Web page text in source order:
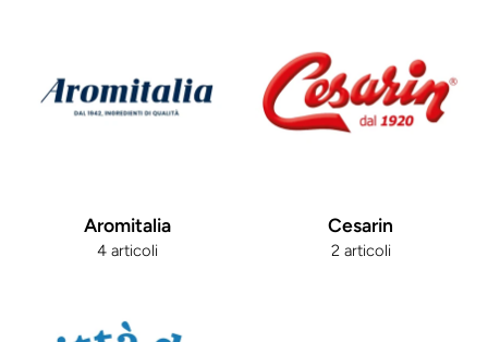
Aromitalia
4 articoli
Cesarin
2 articoli